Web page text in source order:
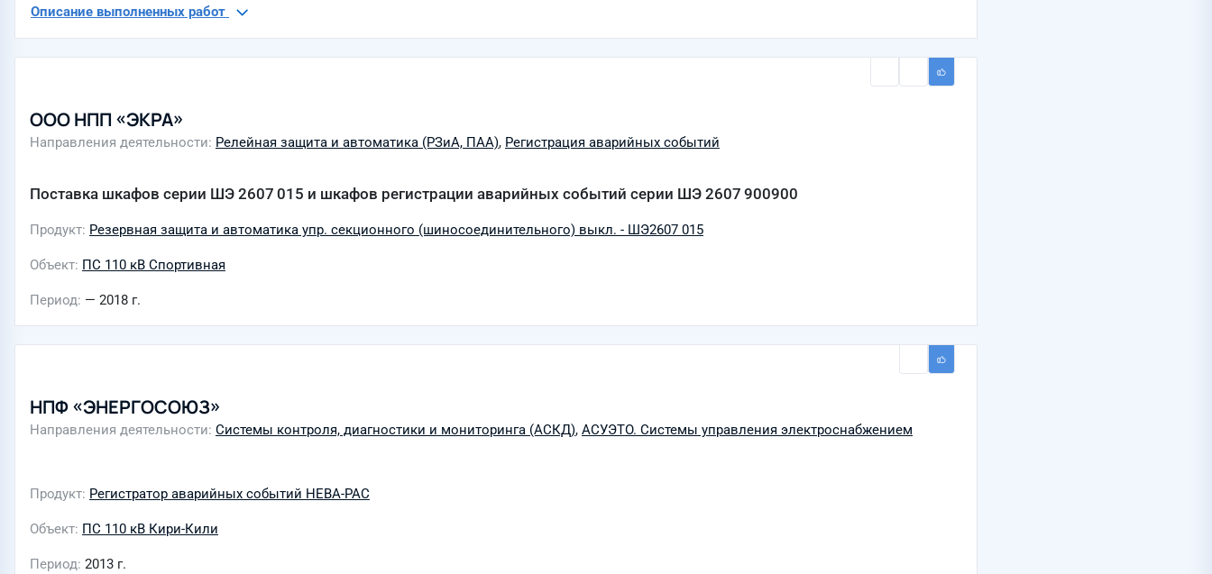
Описание выполненных работ
ООО НПП «ЭКРА»
Направления деятельности Релейная защита и автоматика (РЗиА, ПАА), Регистрация аварийных событий
Поставка шкафов серии ШЭ 2607 015 и шкафов регистрации аварийных событий серии ШЭ 2607 900900
Продукт Резервная защита и автоматика упр. секционного (шиносоединительного) выкл. - ШЭ2607 015
Объект ПС 110 кВ Спортивная
Период — 2018 г.
НПФ «ЭНЕРГОСОЮЗ»
Направления деятельности Системы контроля, диагностики и мониторинга (АСКД), АСУЭТО. Системы управления электроснабжением
Продукт Регистратор аварийных событий НЕВА-РАС
Объект ПС 110 кВ Кири-Кили
Период 2013 г.